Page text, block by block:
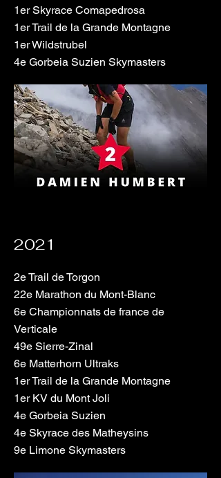
1er Skyrace Comapedrosa
1er Trail de la Grande Montagne
1er Wildstrubel
4e Gorbeia Suzien Skymasters
2021
2e Trail de Torgon
22e Marathon du Mont-Blanc
6e Championnats de france de
Verticale
49e Sierre-Zinal
6e Matterhorn Ultraks
1er Trail de la Grande Montagne
1er KV du Mont Joli
4e Gorbeia Suzien
4e Skyrace des Matheysins
9e Limone Skymasters